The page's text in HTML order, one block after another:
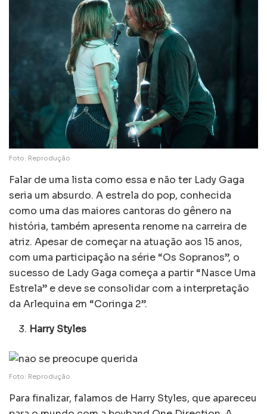
Foto: Reprodução
Falar de uma lista como essa e não ter Lady Gaga
seria um absurdo. A estrela do pop, conhecida
como uma das maiores cantoras do gênero na
história, também apresenta renome na carreira de
atriz. Apesar de começar na atuação aos 15 anos,
com uma participação na série “Os Sopranos”, o
sucesso de Lady Gaga começa a partir “Nasce Uma
Estrela” e deve se consolidar com a interpretação
da Arlequina em “Coringa 2”.
Harry Styles
Foto: Reprodução
Para finalizar, falamos de Harry Styles, que apareceu